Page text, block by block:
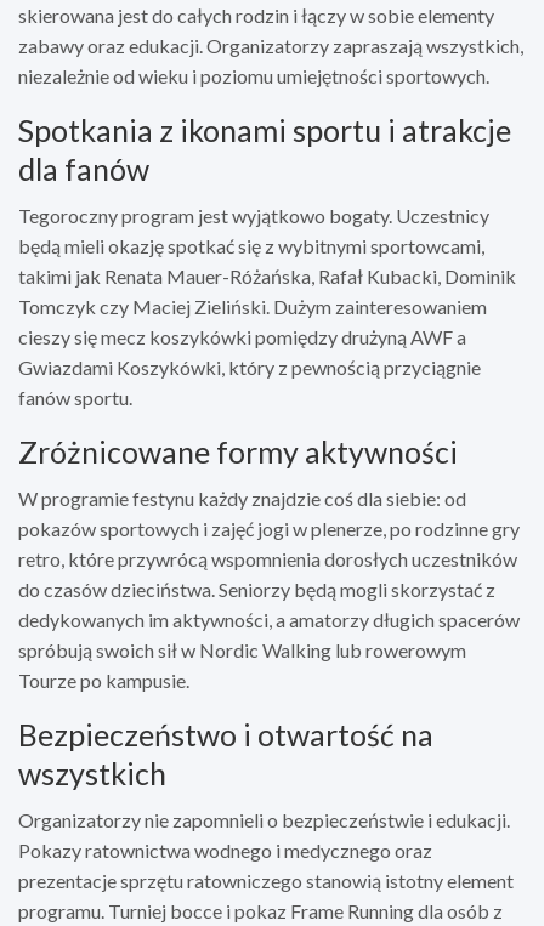
skierowana jest do całych rodzin i łączy w sobie elementy
zabawy oraz edukacji. Organizatorzy zapraszają wszystkich,
niezależnie od wieku i poziomu umiejętności sportowych.
Spotkania z ikonami sportu i atrakcje
dla fanów
Tegoroczny program jest wyjątkowo bogaty. Uczestnicy
będą mieli okazję spotkać się z wybitnymi sportowcami,
takimi jak Renata Mauer-Różańska, Rafał Kubacki, Dominik
Tomczyk czy Maciej Zieliński. Dużym zainteresowaniem
cieszy się mecz koszykówki pomiędzy drużyną AWF a
Gwiazdami Koszykówki, który z pewnością przyciągnie
fanów sportu.
Zróżnicowane formy aktywności
W programie festynu każdy znajdzie coś dla siebie: od
pokazów sportowych i zajęć jogi w plenerze, po rodzinne gry
retro, które przywrócą wspomnienia dorosłych uczestników
do czasów dzieciństwa. Seniorzy będą mogli skorzystać z
dedykowanych im aktywności, a amatorzy długich spacerów
spróbują swoich sił w Nordic Walking lub rowerowym
Tourze po kampusie.
Bezpieczeństwo i otwartość na
wszystkich
Organizatorzy nie zapomnieli o bezpieczeństwie i edukacji.
Pokazy ratownictwa wodnego i medycznego oraz
prezentacje sprzętu ratowniczego stanowią istotny element
programu. Turniej bocce i pokaz Frame Running dla osób z